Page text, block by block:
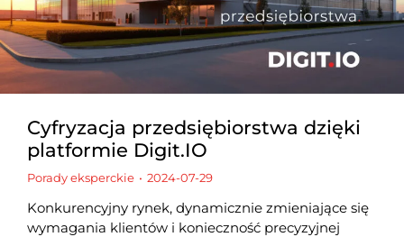
Cyfryzacja przedsiębiorstwa dzięki
platformie Digit.IO
Porady eksperckie 2024-07-29
Konkurencyjny rynek, dynamicznie zmieniające się
wymagania klientów i konieczność precyzyjnej